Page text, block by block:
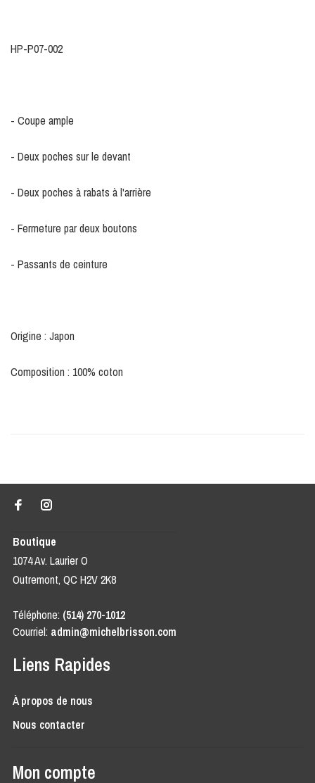
HP-P07-002
- Coupe ample
- Deux poches sur le devant
- Deux poches à rabats à l'arrière
- Fermeture par deux boutons
- Passants de ceinture
Origine : Japon
Composition : 100% coton
Boutique
1074 Av. Laurier O
Outremont, QC H2V 2K8
Téléphone: (514) 270-1012
Courriel: admin@michelbrisson.com
Liens Rapides
À propos de nous
Nous contacter
Mon compte